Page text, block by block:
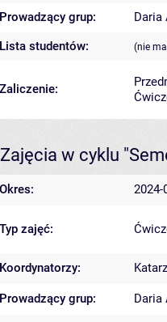
Prowadzący grup:
Daria
Lista studentów:
(nie
Zaliczenie:
Zajęcia w cyklu
Okres: 2024-
Typ zajęć:
Koordynatorzy:
Prowadzący grup: Daria